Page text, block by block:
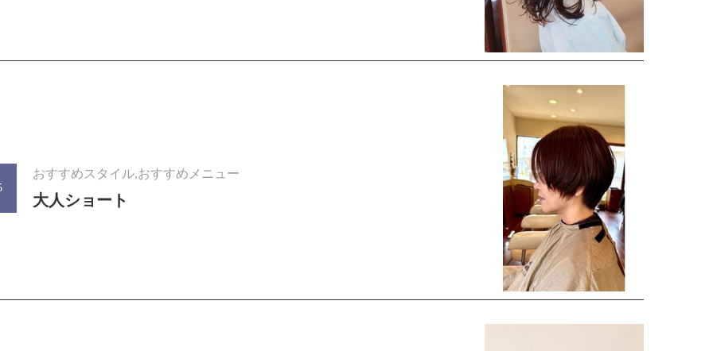
おすすめスタイル,おすすめメニュー
大人ショート